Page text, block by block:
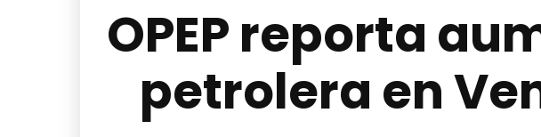
OPEP reporta
petrolera en